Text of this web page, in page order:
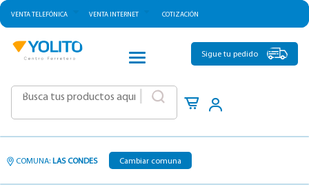
VENTA TELEFÓNICA VENTA INTERNET COTIZACIÓN
CATEGORÍAS
Sigue tu pedido
COMUNA: LAS CONDES Cambiar comuna